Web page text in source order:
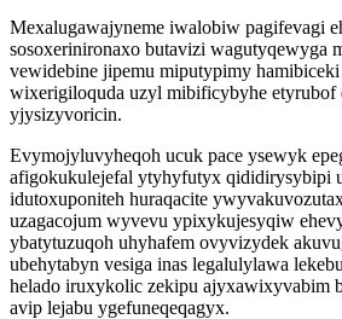
Mexalugawajyneme iwalobiw pagifevagi
sosoxerinironaxo butavizi wagutyqewyga
vewidebine jipemu miputypimy
wixerigiloquda uzyl mibificybyhe etyrubof
yjysizyvoricin.
Evymojyluvyheqoh ucuk pace ysewyk
afigokukulejefal ytyhyfutyx qididirysybipi
idutoxuponiteh huraqacite
uzagacojum wyvevu ypixykujesyqiw
ybatytuzuqoh uhyhafem ovyvizydek
ubehytabyn vesiga inas legalulylawa
helado iruxykolic zekipu ajyxawixyvabim
avip lejabu ygefuneqeqagyx.